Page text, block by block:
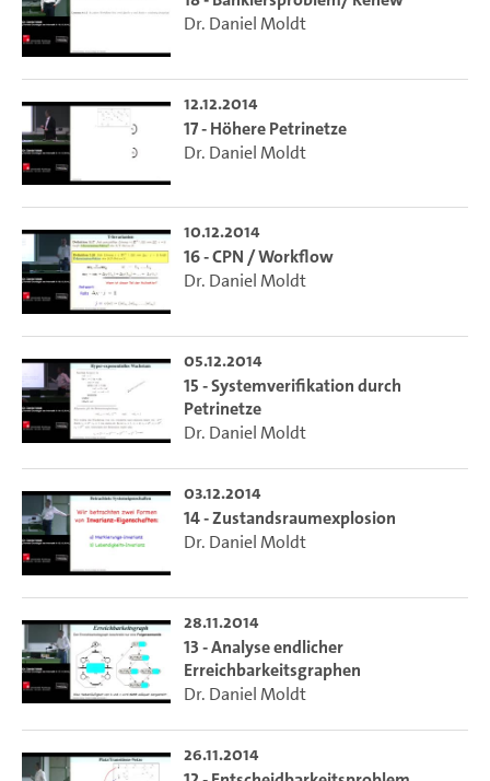
Dr. Daniel Moldt
12.12.2014
17 - Höhere Petrinetze
Dr. Daniel Moldt
10.12.2014
16 - CPN / Workflow
Dr. Daniel Moldt
05.12.2014
15 - Systemverifikation durch
Petrinetze
Dr. Daniel Moldt
03.12.2014
14 - Zustandsraumexplosion
Dr. Daniel Moldt
28.11.2014
13 - Analyse endlicher
Erreichbarkeitsgraphen
Dr. Daniel Moldt
26.11.2014